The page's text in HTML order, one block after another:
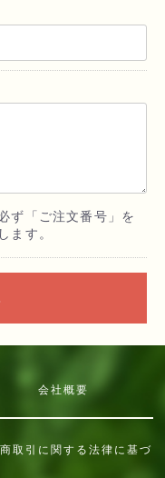
ず「ご注文番号」を
ます。
会社概要
取引に関する法律に基づ